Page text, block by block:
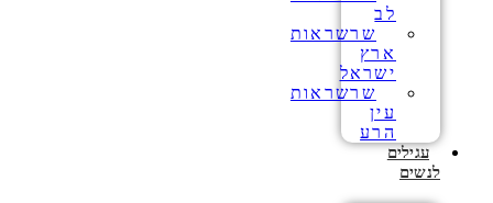
לב
שרשראות
ארץ
ישראל
שרשראות
עין
הרע
עגילים
לנשים